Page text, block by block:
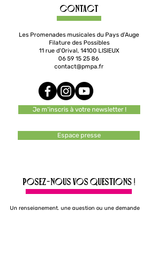
Contact
Les Promenades musicales du Pays d’Auge
Filature des Possibles
11 rue d'Orival, 14100 LISIEUX
06 59 15 25 86
contact@pmpa.fr
Je m'inscris à votre newsletter !
Espace presse
Posez-nous vos questions !
Un renseignement, une question ou une demande